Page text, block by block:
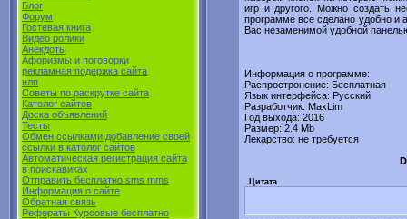
Блог
Форум
Гостевая книга
Видео ролики
Анекдоты
Афоризмы и поговорки
рекламная подержка сайта
нлп
Советы по раскрутке сайта
Католог сайтов
Доска объявлений
Тесты
Обмен ссылками добавление своей
ссылки в католог сайтов
Автоматическая регистрация сайта
в поиcкавиках
Отправить бесплатно sms mms
Информация о сайте
Обратная связь
Рефераты Курсовые бесплатно
игр и другого. Можно создать
программе все сделано удобно и
Вас незаменимой удобной
Информация о программе:
Распростронение: Бесплатная
Язык интерфейса: Русский
Разработчик: MaxLim
Год выхода: 2016
Размер: 2.4 Mb
Лекарство: не требуется
Цитата